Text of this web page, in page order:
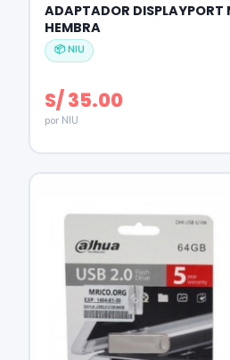
ADAPTADOR
HEMBRA
📦 NIU
S/ 35.00
por NIU